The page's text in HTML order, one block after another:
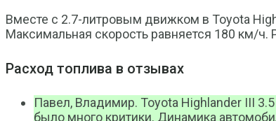
Вместе с 2.7-литровым движком в Toyota
Максимальная скорость равняется 180 км/ч.
Расход топлива в отзывах
Павел, Владимир. Toyota Highlander III
было много критики. Динамика